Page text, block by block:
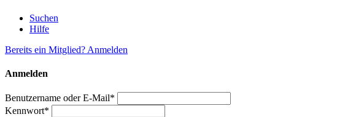
Suchen
Hilfe
Bereits ein Mitglied? Anmelden
Anmelden
Benutzername oder E-Mail*
Kennwort*